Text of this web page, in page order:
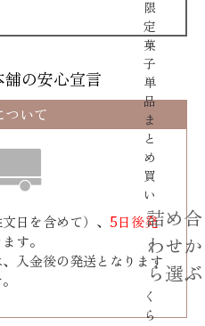
限
定
菓
子
単
品
ま
と
め
買
い
詰め合
わせか
ら選ぶ
く
ら
舗の安心宣言
ついて
日を含めて）、 5日後発
す。
入金後の発送となります